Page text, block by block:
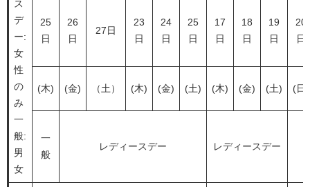
ス
デ
ー:
女
性
の
み
​一
般:
男
女
25
日
26
日
27日
23
日
24
日
25
日
17
日
18
日
19
日
20
日
(木) (金) （土） (木) (金) (土) (木) (金) (土) (日)
一
般
レディースデー レディースデー